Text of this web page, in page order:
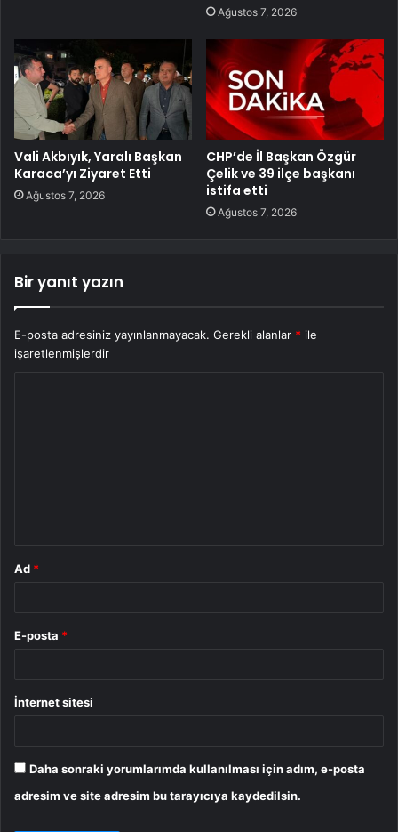
Ağustos 7, 2026
Vali Akbıyık, Yaralı Başkan
Karaca’yı Ziyaret Etti
Ağustos 7, 2026
CHP’de İl Başkan Özgür
Çelik ve 39 ilçe başkanı
istifa etti
Ağustos 7, 2026
Bir yanıt yazın
E-posta adresiniz yayınlanmayacak. Gerekli alanlar * ile
işaretlenmişlerdir
Ad *
E-posta *
İnternet sitesi
Daha sonraki yorumlarımda kullanılması için adım, e-posta
adresim ve site adresim bu tarayıcıya kaydedilsin.